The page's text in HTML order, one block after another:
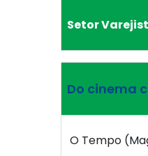
Setor
Do cinema
O Tempo